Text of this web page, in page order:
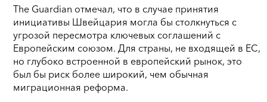
The Guardian отмечал, что в случае принятия
инициативы Швейцария могла бы столкнуться с
угрозой пересмотра ключевых соглашений с
Европейским союзом. Для страны, не входящей в ЕС,
но глубоко встроенной в европейский рынок, это
был бы риск более широкий, чем обычная
миграционная реформа.